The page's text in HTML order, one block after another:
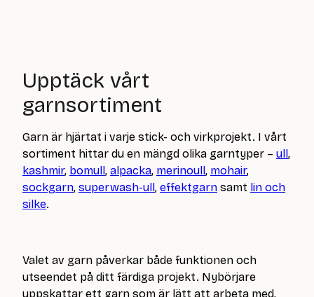
Upptäck vårt
garnsortiment
Garn är hjärtat i varje stick- och virkprojekt. I vårt
sortiment hittar du en mängd olika garntyper – ull,
kashmir, bomull, alpacka, merinoull, mohair,
sockgarn, superwash-ull, effektgarn samt lin och
silke.
Valet av garn påverkar både funktionen och
utseendet på ditt färdiga projekt. Nybörjare
uppskattar ett garn som är lätt att arbeta med,